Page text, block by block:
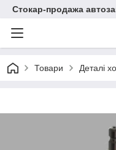
Стокар-продажа
Товари Деталі